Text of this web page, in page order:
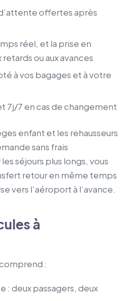
offertes après
réel, et la prise en
ou aux avances
à vos bagages et à votre
7j/7 en cas de changement
enfant et les rehausseurs
sans frais
séjours plus longs, vous
retour en même temps
vers l’aéroport à l’avance.
à
:
: deux passagers, deux